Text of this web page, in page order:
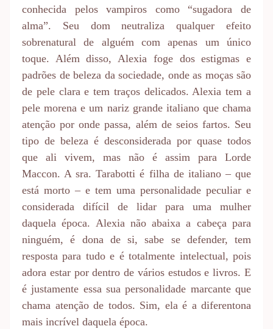
conhecida pelos vampiros como “sugadora de
alma”. Seu dom neutraliza qualquer efeito
sobrenatural de alguém com apenas um único
toque. Além disso, Alexia foge dos estigmas e
padrões de beleza da sociedade, onde as moças são
de pele clara e tem traços delicados. Alexia tem a
pele morena e um nariz grande italiano que chama
atenção por onde passa, além de seios fartos. Seu
tipo de beleza é desconsiderada por quase todos
que ali vivem, mas não é assim para Lorde
Maccon. A sra. Tarabotti é filha de italiano – que
está morto – e tem uma personalidade peculiar e
considerada difícil de lidar para uma mulher
daquela época. Alexia não abaixa a cabeça para
ninguém, é dona de si, sabe se defender, tem
resposta para tudo e é totalmente intelectual, pois
adora estar por dentro de vários estudos e livros. E
é justamente essa sua personalidade marcante que
chama atenção de todos. Sim, ela é a diferentona
mais incrível daquela época.